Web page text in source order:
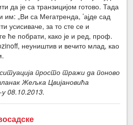
да је са транзицијом готово. Тада
„Ви са Мегатренда, ’ајде сад
усисиваче, за то сте се и
ће побрати, како је и ред, проф.
неуништив и вечито млад, као
просто тражи да поново
Жељка Цвијановића
08.10.2013.